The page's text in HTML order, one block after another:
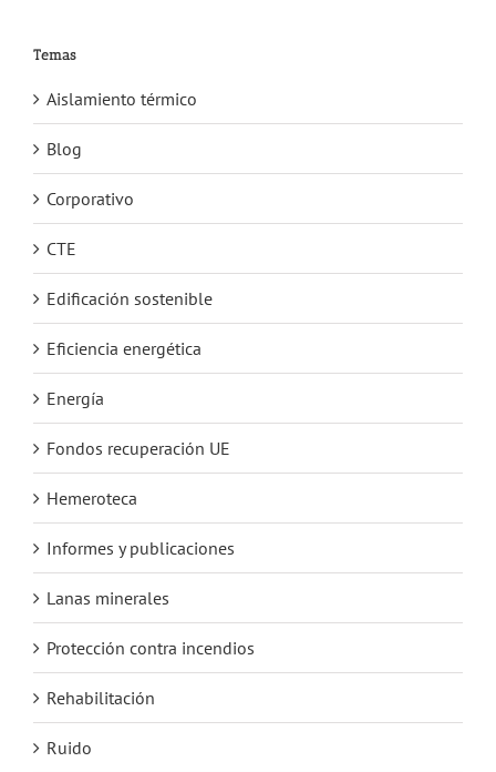
Temas
Aislamiento térmico
Blog
Corporativo
CTE
Edificación sostenible
Eficiencia energética
Energía
Fondos recuperación UE
Hemeroteca
Informes y publicaciones
Lanas minerales
Protección contra incendios
Rehabilitación
Ruido